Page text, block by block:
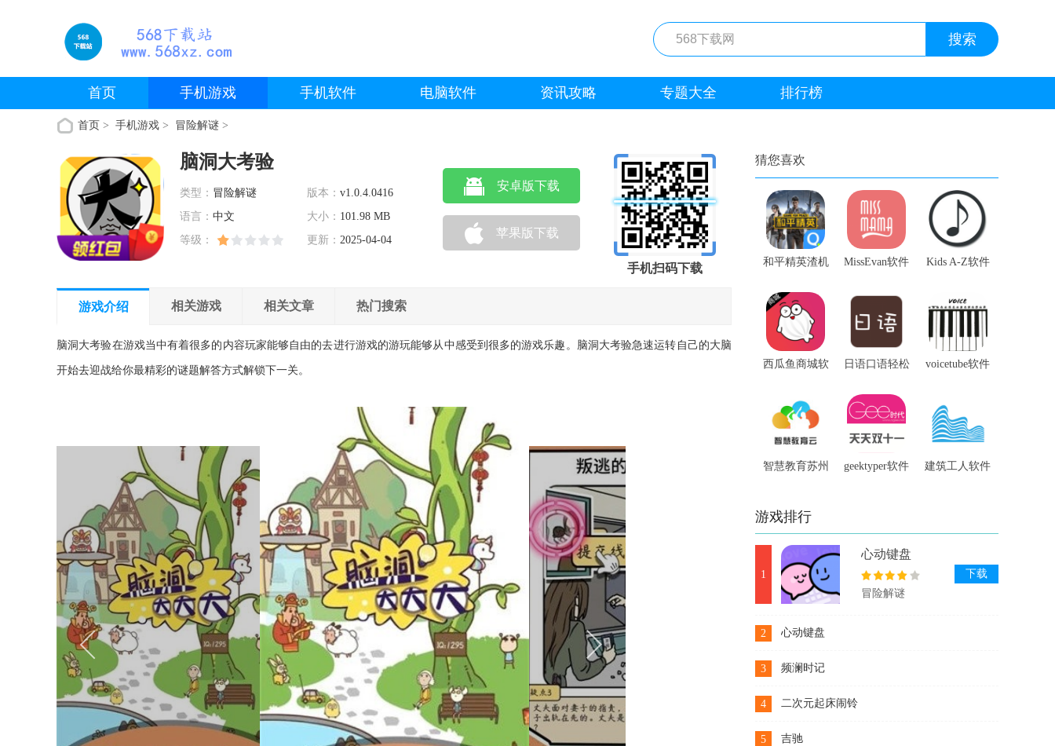
首页 手机游戏 手机软件 电脑软件 资讯攻略 专题大全 排行榜
首页 > 手机游戏 > 冒险解谜 >
脑洞大考验
类型： 冒险解谜 版本： v1.0.4.0416
语言： 中文 大小： 101.98 MB
等级：
更新： 2025-04-04
安卓版下载
苹果版下载
手机扫码下载
游戏介绍 相关游戏 相关文章 热门搜索
脑洞大考验在游戏当中有着很多的内容玩家能够自由的去进行游戏的游玩能够从中感受到很多的游戏乐趣。脑洞大考验急速运转自己的大脑
开始去迎战给你最精彩的谜题解答方式解锁下一关。
猜您喜欢
和平精英渣机
MissEvan软件 Kids A-Z软件
西瓜鱼商城软
日语口语轻松
voicetube软件
智慧教育苏州
geektyper软件 建筑工人软件
游戏排行
1
心动键盘
冒险解谜
下载
2 心动键盘
3 频澜时记
4 二次元起床闹铃
5 吉驰